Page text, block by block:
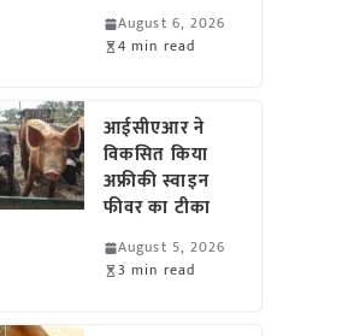
August 6, 2026
4 min read
आईसीएआर ने
विकसित किया
अफ्रीकी स्वाइन
फीवर का टीका
August 5, 2026
3 min read